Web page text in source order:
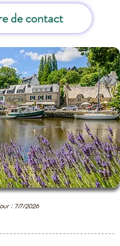
de contact
: 7/7/2026